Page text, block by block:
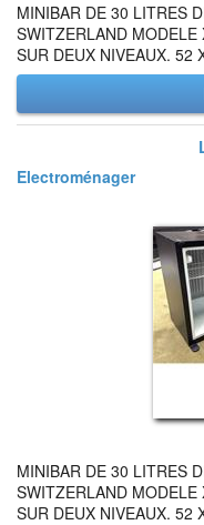
MINIBAR DE 30 LITRES
SWITZERLAND MODELE
SUR DEUX NIVEAUX. 52
Electroménager
MINIBAR DE 30 LITRES
SWITZERLAND MODELE
SUR DEUX NIVEAUX. 52